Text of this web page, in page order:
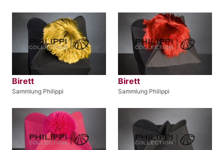
Birett
Sammlung Philippi
Birett
Sammlung Philippi